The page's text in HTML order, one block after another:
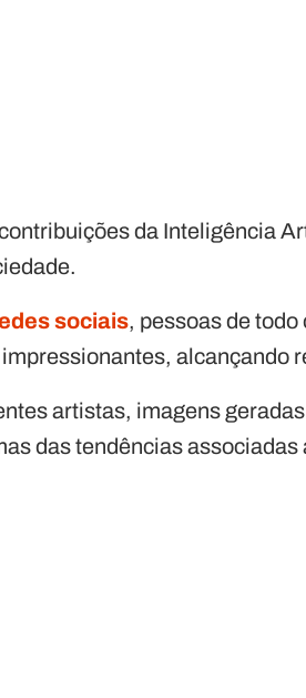
da Inteligência
sociais, pessoas de
alcançando
artistas, imagens
das tendências